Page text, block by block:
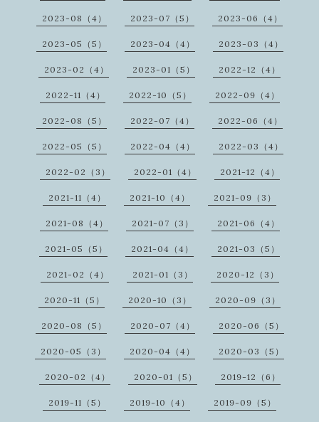
2023-08（4） 2023-07（5） 2023-06（4）
2023-05（5） 2023-04（4） 2023-03（4）
2023-02（4） 2023-01（5） 2022-12（4）
2022-11（4） 2022-10（5） 2022-09（4）
2022-08（5） 2022-07（4） 2022-06（4）
2022-05（5） 2022-04（4） 2022-03（4）
2022-02（3） 2022-01（4） 2021-12（4）
2021-11（4） 2021-10（4） 2021-09（3）
2021-08（4） 2021-07（3） 2021-06（4）
2021-05（5） 2021-04（4） 2021-03（5）
2021-02（4） 2021-01（3） 2020-12（3）
2020-11（5） 2020-10（3） 2020-09（3）
2020-08（5） 2020-07（4） 2020-06（5）
2020-05（3） 2020-04（4） 2020-03（5）
2020-02（4） 2020-01（5） 2019-12（6）
2019-11（5） 2019-10（4） 2019-09（5）